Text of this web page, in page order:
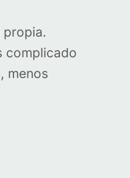
propia.
complicado
menos